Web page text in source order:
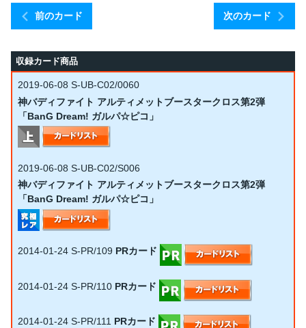
前のカード 次のカード
収録カード商品
2019-06-08 S-UB-C02/0060
神バディファイト アルティメットブースタークロス第2弾
「BanG Dream! ガルパ☆ピコ」
2019-06-08 S-UB-C02/S006
神バディファイト アルティメットブースタークロス第2弾
「BanG Dream! ガルパ☆ピコ」
2014-01-24 S-PR/109 PRカード
2014-01-24 S-PR/110 PRカード
2014-01-24 S-PR/111 PRカード